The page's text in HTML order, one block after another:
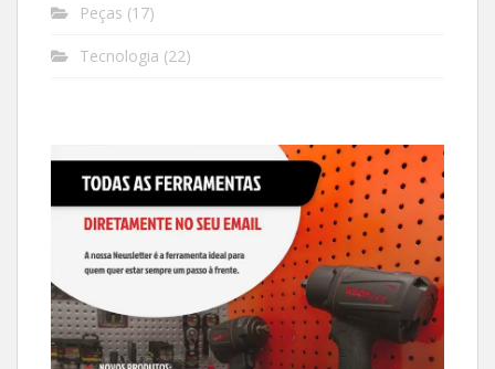
Peças (17)
Tecnologia (22)